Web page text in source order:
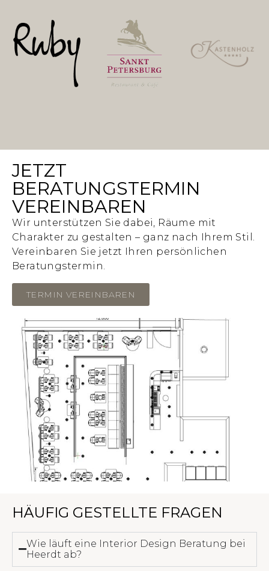
JETZT
BERATUNGSTERMIN
VEREINBAREN
Wir unterstützen Sie dabei, Räume mit
Charakter zu gestalten – ganz nach Ihrem Stil.
Vereinbaren Sie jetzt Ihren persönlichen
Beratungstermin.
TERMIN VEREINBAREN
HÄUFIG GESTELLTE FRAGEN
Wie läuft eine Interior Design Beratung bei
Heerdt ab?